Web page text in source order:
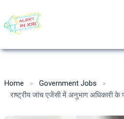
content
Home
Government Jobs
राष्ट्रीय जांच एजेंसी में अनुभाग अधिकारी के